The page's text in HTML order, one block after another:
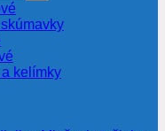
kelímky